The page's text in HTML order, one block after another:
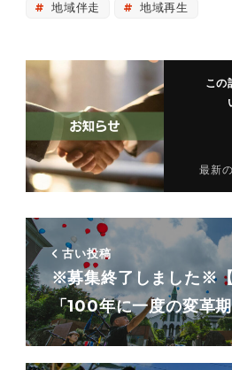
地域伴走 地域再生
この
最新
古い投稿
※募集終了しました※
「100年に一度の変革